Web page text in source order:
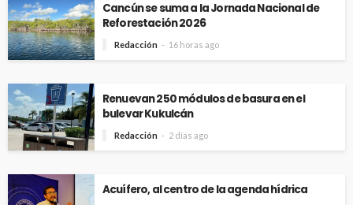
Cancún se suma a la Jornada Nacional de
Reforestación 2026
Redacción 16 horas ago
Renuevan 250 módulos de basura en el
bulevar Kukulcán
Redacción 2 días ago
Acuífero, al centro de la agenda hídrica